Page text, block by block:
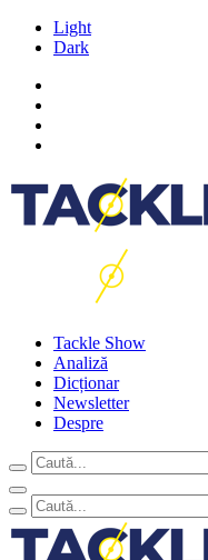
Light
Dark
Tackle Show
Analiză
Dicționar
Newsletter
Despre